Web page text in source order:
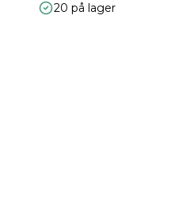
20 på lager